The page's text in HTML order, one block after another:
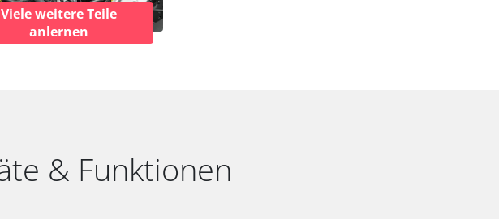
Viele weitere Teile
anlernen
& Funktionen